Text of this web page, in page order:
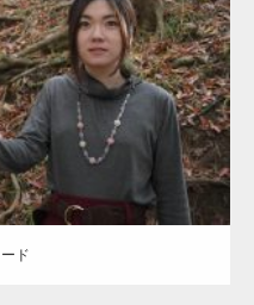
細マッチョ) 大胸筋 腹筋
ド
オ番組「ONE MORNING」
事件ですよ」に取材されまし